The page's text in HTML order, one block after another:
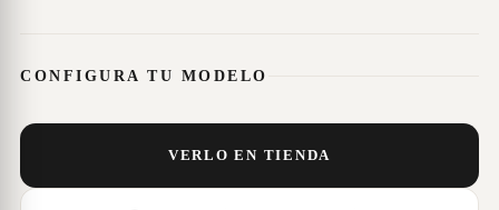
CONFIGURA TU MODELO
VERLO EN TIENDA